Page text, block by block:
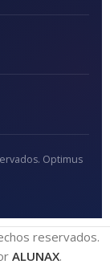
Optimus
reservados.
ALUNAX.